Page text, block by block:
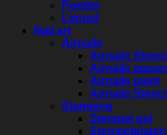
Poeder
Liqued
Nail art
Airnails
Airnails
Airnails
Airnails paint
Airnails
Stamping
Stempel gel
Stempelplaten